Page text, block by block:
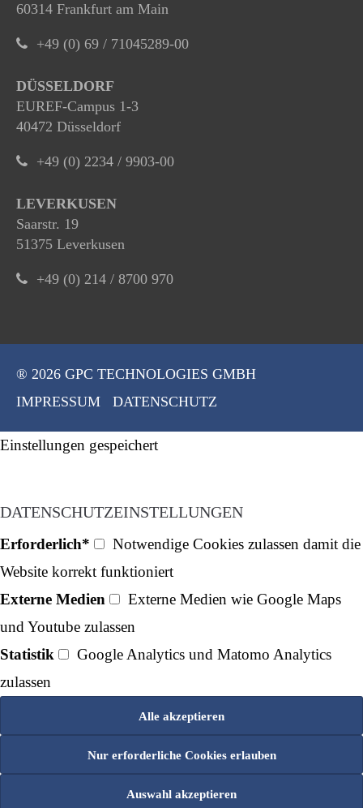
60314 Frankfurt am Main
+49 (0) 69 / 71045289-00
DÜSSELDORF
EUREF-Campus 1-3
40472 Düsseldorf
+49 (0) 2234 / 9903-00
LEVERKUSEN
Saarstr. 19
51375 Leverkusen
+49 (0) 214 / 8700 970
® 2026 GPC TECHNOLOGIES GMBH
IMPRESSUM
DATENSCHUTZ
Einstellungen gespeichert
DATENSCHUTZEINSTELLUNGEN
Erforderlich*
Notwendige Cookies zulassen damit die
Website korrekt funktioniert
Externe Medien
Externe Medien wie Google Maps
und Youtube zulassen
Statistik
Google Analytics und Matomo Analytics
zulassen